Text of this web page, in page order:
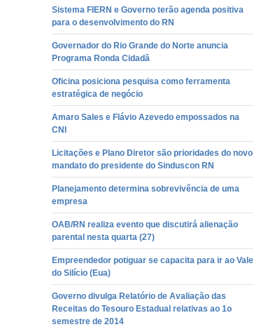
Sistema FIERN e Governo terão agenda positiva
para o desenvolvimento do RN
Governador do Rio Grande do Norte anuncia
Programa Ronda Cidadã
Oficina posiciona pesquisa como ferramenta
estratégica de negócio
Amaro Sales e Flávio Azevedo empossados na
CNI
Licitações e Plano Diretor são prioridades do novo
mandato do presidente do Sinduscon RN
Planejamento determina sobrevivência de uma
empresa
OAB/RN realiza evento que discutirá alienação
parental nesta quarta (27)
Empreendedor potiguar se capacita para ir ao Vale
do Silício (Eua)
Governo divulga Relatório de Avaliação das
Receitas do Tesouro Estadual relativas ao 1o
semestre de 2014